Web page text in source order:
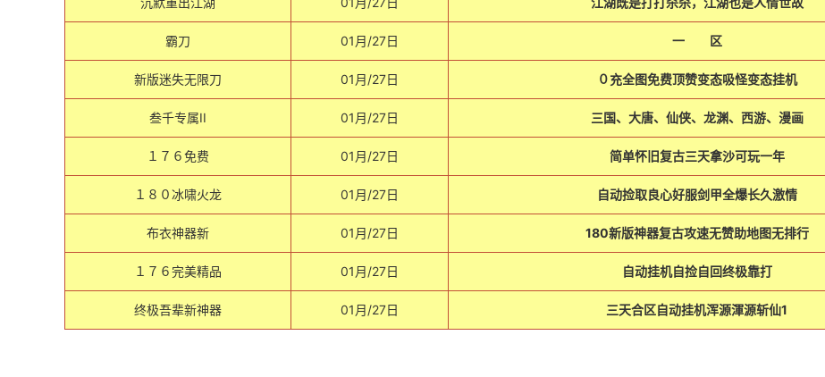
霸刀 01月/27日 一 区
新版迷失无限刀 01月/27日 ０充全图免费顶赞变态吸怪变态挂机
叁千专属II 01月/27日 三国、大唐、仙侠、龙渊、西游、漫画
１７６免费 01月/27日 简单怀旧复古三天拿沙可玩一年
１８０冰啸火龙 01月/27日 自动捡取良心好服剑甲全爆长久激情
布衣神器新 01月/27日 180新版神器复古攻速无赞助地图无排行
１７６完美精品 01月/27日 自动挂机自捡自回终极靠打
终极吾辈新神器 01月/27日 三天合区自动挂机浑源渾源斩仙1